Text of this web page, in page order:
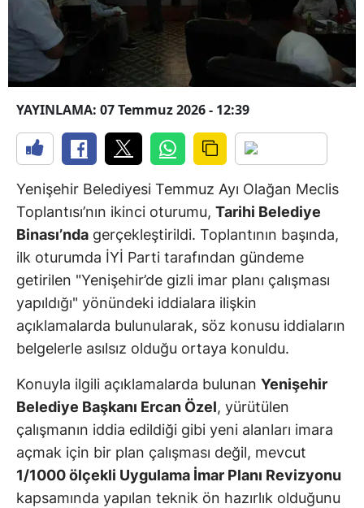
YAYINLAMA: 07 Temmuz 2026 - 12:39
Yenişehir Belediyesi Temmuz Ayı Olağan Meclis
Toplantısı’nın ikinci oturumu, Tarihi Belediye
Binası’nda gerçekleştirildi. Toplantının başında,
ilk oturumda İYİ Parti tarafından gündeme
getirilen "Yenişehir’de gizli imar planı çalışması
yapıldığı" yönündeki iddialara ilişkin
açıklamalarda bulunularak, söz konusu iddiaların
belgelerle asılsız olduğu ortaya konuldu.
Konuyla ilgili açıklamalarda bulunan Yenişehir
Belediye Başkanı Ercan Özel, yürütülen
çalışmanın iddia edildiği gibi yeni alanları imara
açmak için bir plan çalışması değil, mevcut
1/1000 ölçekli Uygulama İmar Planı Revizyonu
kapsamında yapılan teknik ön hazırlık olduğunu